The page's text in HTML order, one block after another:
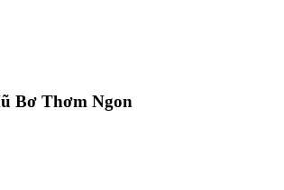
Bơ Thơm Ngon